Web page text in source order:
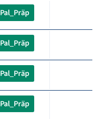
Pal_Präp
Pal_Präp
Pal_Präp
Pal_Präp